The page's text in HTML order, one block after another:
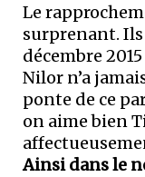
Le
surprenant.
décembre
Nilor n’a
ponte de ce
on aime bien
Ainsi dans le